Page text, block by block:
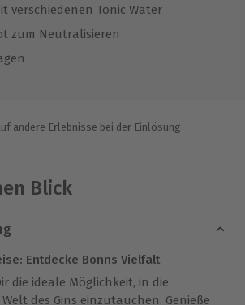
verschiedenen Tonic Water
zum Neutralisieren
andere Erlebnisse bei der Einlösung
Blick
Entdecke Bonns Vielfalt
die ideale Möglichkeit, in die
des Gins einzutauchen. Genieße